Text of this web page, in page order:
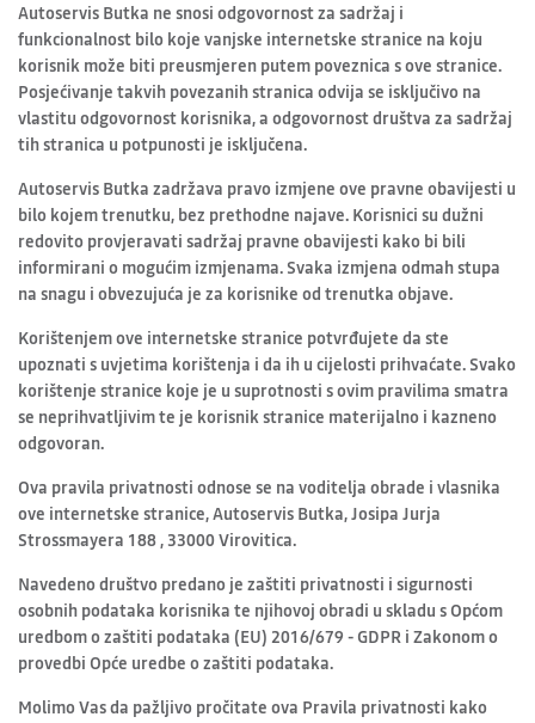
Autoservis Butka ne snosi odgovornost za sadržaj i
funkcionalnost bilo koje vanjske internetske stranice na koju
korisnik može biti preusmjeren putem poveznica s ove stranice.
Posjećivanje takvih povezanih stranica odvija se isključivo na
vlastitu odgovornost korisnika, a odgovornost društva za sadržaj
tih stranica u potpunosti je isključena.
Autoservis Butka zadržava pravo izmjene ove pravne obavijesti u
bilo kojem trenutku, bez prethodne najave. Korisnici su dužni
redovito provjeravati sadržaj pravne obavijesti kako bi bili
informirani o mogućim izmjenama. Svaka izmjena odmah stupa
na snagu i obvezujuća je za korisnike od trenutka objave.
Korištenjem ove internetske stranice potvrđujete da ste
upoznati s uvjetima korištenja i da ih u cijelosti prihvaćate. Svako
korištenje stranice koje je u suprotnosti s ovim pravilima smatra
se neprihvatljivim te je korisnik stranice materijalno i kazneno
odgovoran.
Ova pravila privatnosti odnose se na voditelja obrade i vlasnika
ove internetske stranice, Autoservis Butka, Josipa Jurja
Strossmayera 188 , 33000 Virovitica.
Navedeno društvo predano je zaštiti privatnosti i sigurnosti
osobnih podataka korisnika te njihovoj obradi u skladu s Općom
uredbom o zaštiti podataka (EU) 2016/679 - GDPR i Zakonom o
provedbi Opće uredbe o zaštiti podataka.
Molimo Vas da pažljivo pročitate ova Pravila privatnosti kako